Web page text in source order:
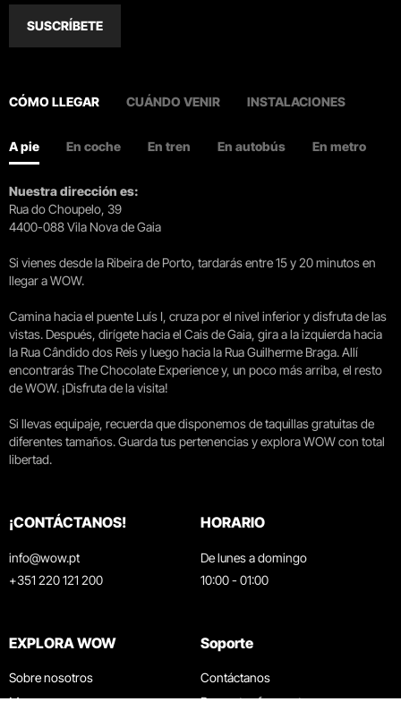
SUSCRÍBETE
CÓMO LLEGAR CUÁNDO VENIR INSTALACIONES
A pie En coche En tren En autobús En metro
Nuestra dirección es:
Rua do Choupelo, 39
4400-088 Vila Nova de Gaia
Si vienes desde la Ribeira de Porto, tardarás entre 15 y 20 minutos en
llegar a WOW.
Camina hacia el puente Luís I, cruza por el nivel inferior y disfruta de las
vistas. Después, dirígete hacia el Cais de Gaia, gira a la izquierda hacia
la Rua Cândido dos Reis y luego hacia la Rua Guilherme Braga. Allí
encontrarás The Chocolate Experience y, un poco más arriba, el resto
de WOW. ¡Disfruta de la visita!
Si llevas equipaje, recuerda que disponemos de taquillas gratuitas de
diferentes tamaños. Guarda tus pertenencias y explora WOW con total
libertad.
¡CONTÁCTANOS!
info@wow.pt
+351 220 121 200
HORARIO
De lunes a domingo
10:00 - 01:00
EXPLORA WOW
Sobre nosotros
Museos
Soporte
Contáctanos
Preguntas frecuentes